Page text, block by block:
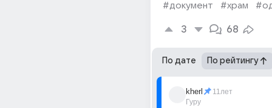
#документ
#храм
3 68
По дате По рейтингу
kherl
Гуру
11лет